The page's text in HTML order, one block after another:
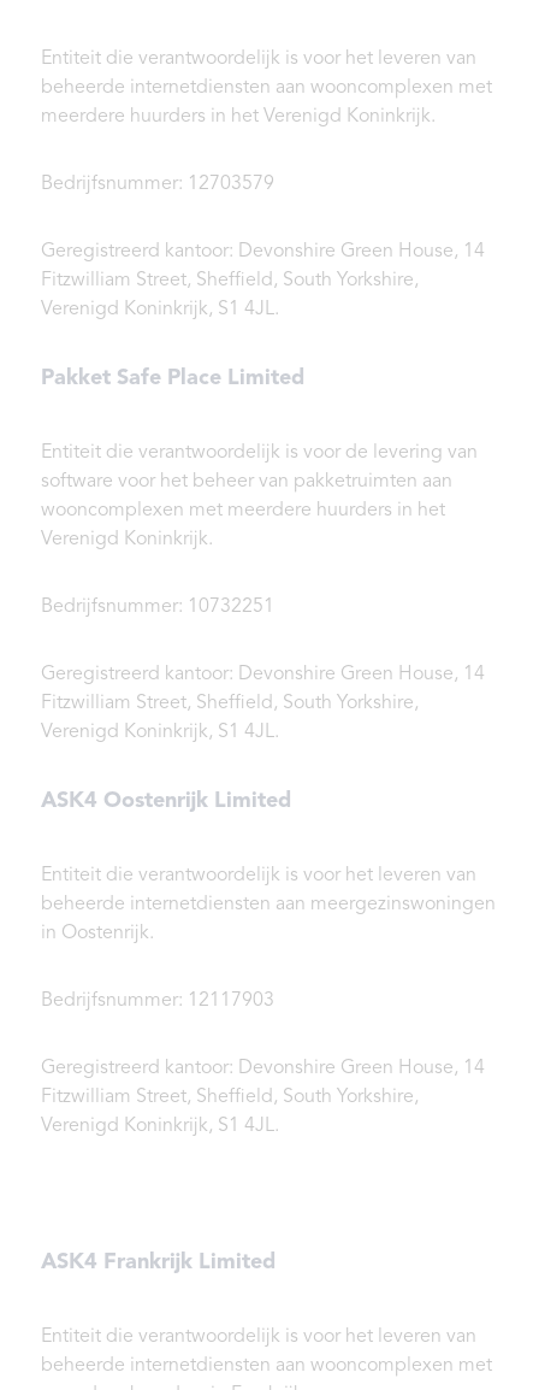
Entiteit die verantwoordelijk is voor het leveren van
beheerde internetdiensten aan wooncomplexen met
meerdere huurders in het Verenigd Koninkrijk.
Bedrijfsnummer: 12703579
Geregistreerd kantoor: Devonshire Green House, 14
Fitzwilliam Street, Sheffield, South Yorkshire,
Verenigd Koninkrijk, S1 4JL.
Pakket Safe Place Limited
Entiteit die verantwoordelijk is voor de levering van
software voor het beheer van pakketruimten aan
wooncomplexen met meerdere huurders in het
Verenigd Koninkrijk.
Bedrijfsnummer: 10732251
Geregistreerd kantoor: Devonshire Green House, 14
Fitzwilliam Street, Sheffield, South Yorkshire,
Verenigd Koninkrijk, S1 4JL.
ASK4 Oostenrijk Limited
Entiteit die verantwoordelijk is voor het leveren van
beheerde internetdiensten aan meergezinswoningen
in Oostenrijk.
Bedrijfsnummer: 12117903
Geregistreerd kantoor: Devonshire Green House, 14
Fitzwilliam Street, Sheffield, South Yorkshire,
Verenigd Koninkrijk, S1 4JL.
ASK4 Frankrijk Limited
Entiteit die verantwoordelijk is voor het leveren van
beheerde internetdiensten aan wooncomplexen met